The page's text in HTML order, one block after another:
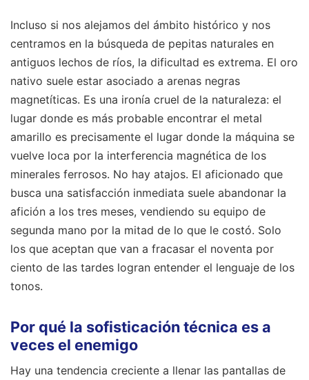
Incluso si nos alejamos del ámbito histórico y nos
centramos en la búsqueda de pepitas naturales en
antiguos lechos de ríos, la dificultad es extrema. El oro
nativo suele estar asociado a arenas negras
magnetíticas. Es una ironía cruel de la naturaleza: el
lugar donde es más probable encontrar el metal
amarillo es precisamente el lugar donde la máquina se
vuelve loca por la interferencia magnética de los
minerales ferrosos. No hay atajos. El aficionado que
busca una satisfacción inmediata suele abandonar la
afición a los tres meses, vendiendo su equipo de
segunda mano por la mitad de lo que le costó. Solo
los que aceptan que van a fracasar el noventa por
ciento de las tardes logran entender el lenguaje de los
tonos.
Por qué la sofisticación técnica es a
veces el enemigo
Hay una tendencia creciente a llenar las pantallas de